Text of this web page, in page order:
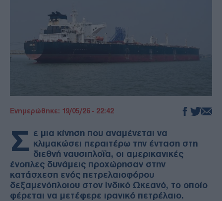
ΑΡΘΡΟΓΡΑΦΙΑ
Ενημερώθηκε: 19/05/26 - 22:42
Σ ε μια κίνηση που αναμένεται να
κλιμακώσει περαιτέρω την ένταση στη
διεθνή ναυσιπλοΐα, οι αμερικανικές
ένοπλες δυνάμεις προχώρησαν στην
κατάσχεση ενός πετρελαιοφόρου
δεξαμενόπλοιου στον Ινδικό Ωκεανό, το οποίο
φέρεται να μετέφερε ιρανικό πετρέλαιο.